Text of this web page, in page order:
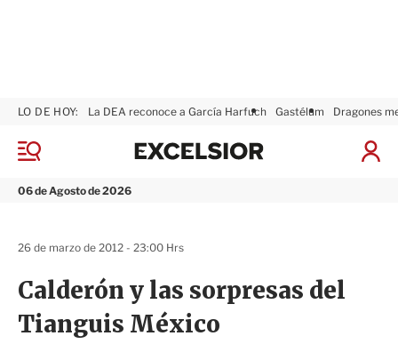
M
n
06 de Agosto de 2026
LO DE HOY: La DEA reconoce a García Harfuch Gastélum Dragones
I
x
Calderón y las sorpresas del
Tianguis México
26 de marzo de 2012 - 23:00 Hrs